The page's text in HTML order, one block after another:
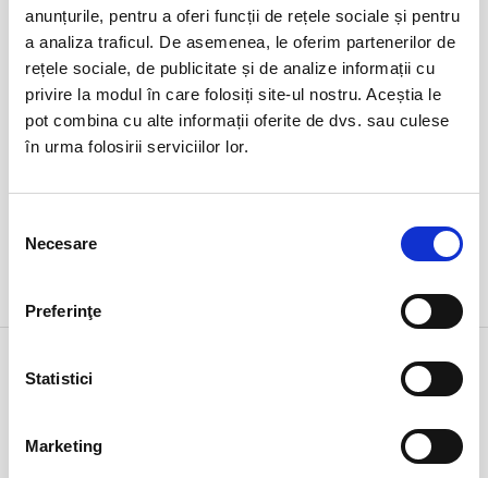
anunțurile, pentru a oferi funcții de rețele sociale și pentru
a analiza traficul. De asemenea, le oferim partenerilor de
rețele sociale, de publicitate și de analize informații cu
privire la modul în care folosiți site-ul nostru. Aceștia le
pot combina cu alte informații oferite de dvs. sau culese
în urma folosirii serviciilor lor.
consimțământului
Necesare
Preferinţe
Statistici
Marketing
duminică
ora 17:15
expirat
Ovidiu, Stadion Central Academia Hagi
duminică